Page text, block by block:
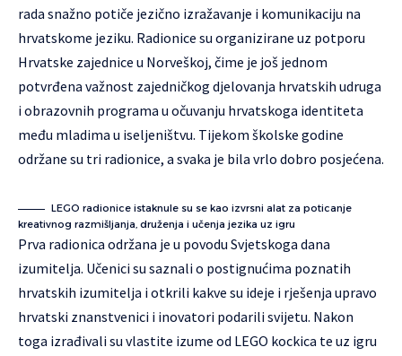
rada snažno potiče jezično izražavanje i komunikaciju na
hrvatskome jeziku. Radionice su organizirane uz potporu
Hrvatske zajednice u Norveškoj, čime je još jednom
potvrđena važnost zajedničkog djelovanja hrvatskih udruga
i obrazovnih programa u očuvanju hrvatskoga identiteta
među mladima u iseljeništvu. Tijekom školske godine
održane su tri radionice, a svaka je bila vrlo dobro posjećena.
LEGO radionice istaknule su se kao izvrsni alat za poticanje
kreativnog razmišljanja, druženja i učenja jezika uz igru
Prva radionica održana je u povodu Svjetskoga dana
izumitelja. Učenici su saznali o postignućima poznatih
hrvatskih izumitelja i otkrili kakve su ideje i rješenja upravo
hrvatski znanstvenici i inovatori podarili svijetu. Nakon
toga izrađivali su vlastite izume od LEGO kockica te uz igru